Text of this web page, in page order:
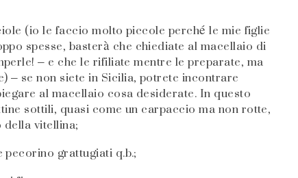
(io le faccio molto piccole perché le mie figlie
spesse, basterà che chiediate al macellaio di
– e che le rifiliate mentre le preparate, ma
– se non siete in Sicilia, potrete incontrare
al macellaio cosa desiderate. In questo
sottili, quasi come un carpaccio ma non rotte,
vitellina;
grattugiati q.b.;